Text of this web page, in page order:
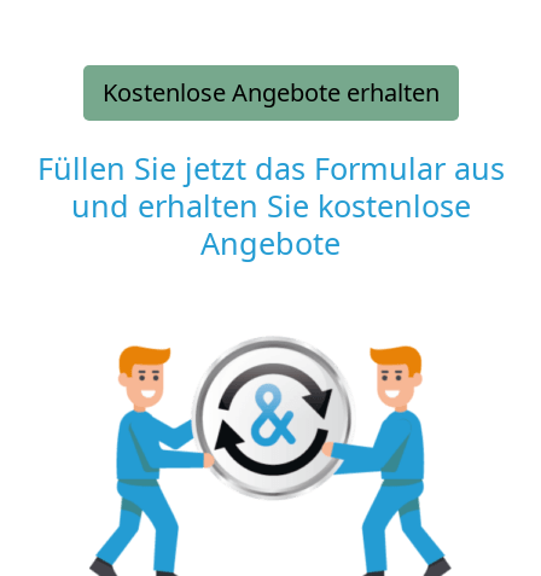
Kostenlose Angebote erhalten
Füllen Sie jetzt das Formular aus
und erhalten Sie kostenlose
Angebote